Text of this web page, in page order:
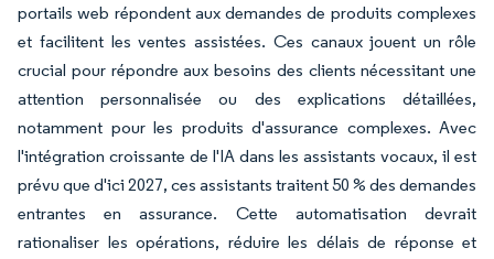
portails web répondent aux demandes de produits complexes
et facilitent les ventes assistées. Ces canaux jouent un rôle
crucial pour répondre aux besoins des clients nécessitant une
attention personnalisée ou des explications détaillées,
notamment pour les produits d'assurance complexes. Avec
l'intégration croissante de l'IA dans les assistants vocaux, il est
prévu que d'ici 2027, ces assistants traitent 50 % des demandes
entrantes en assurance. Cette automatisation devrait
rationaliser les opérations, réduire les délais de réponse et